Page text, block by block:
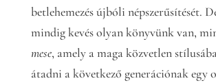
betlehemezés újbóli népszerűsítését.
mindig kevés olyan könyvünk van,
mese, amely a maga közvetlen
átadni a következő generációnak egy